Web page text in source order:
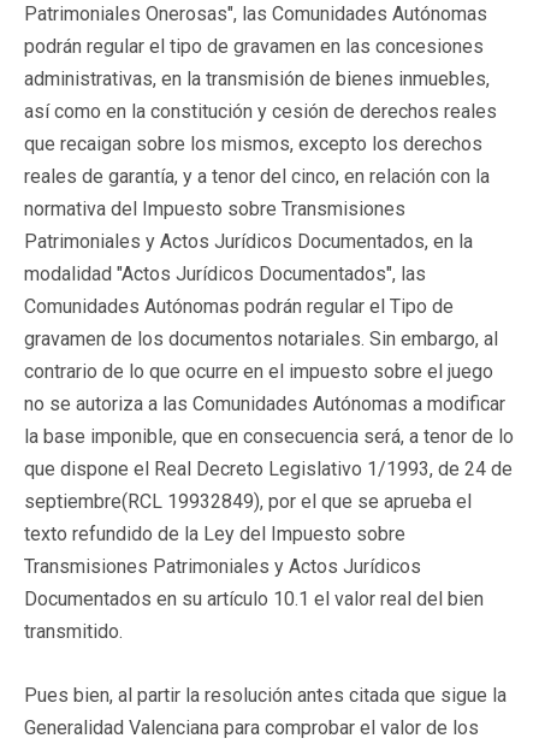
Patrimoniales Onerosas", las Comunidades Autónomas
podrán regular el tipo de gravamen en las concesiones
administrativas, en la transmisión de bienes inmuebles,
así como en la constitución y cesión de derechos reales
que recaigan sobre los mismos, excepto los derechos
reales de garantía, y a tenor del cinco, en relación con la
normativa del Impuesto sobre Transmisiones
Patrimoniales y Actos Jurídicos Documentados, en la
modalidad "Actos Jurídicos Documentados", las
Comunidades Autónomas podrán regular el Tipo de
gravamen de los documentos notariales. Sin embargo, al
contrario de lo que ocurre en el impuesto sobre el juego
no se autoriza a las Comunidades Autónomas a modificar
la base imponible, que en consecuencia será, a tenor de lo
que dispone el Real Decreto Legislativo 1/1993, de 24 de
septiembre(RCL 19932849), por el que se aprueba el
texto refundido de la Ley del Impuesto sobre
Transmisiones Patrimoniales y Actos Jurídicos
Documentados en su artículo 10.1 el valor real del bien
transmitido.
Pues bien, al partir la resolución antes citada que sigue la
Generalidad Valenciana para comprobar el valor de los